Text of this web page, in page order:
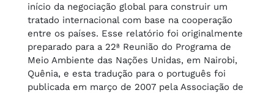
início da negociação global para construir um
tratado internacional com base na cooperação
entre os países. Esse relatório foi originalmente
preparado para a 22ª Reunião do Programa de
Meio Ambiente das Nações Unidas, em Nairobi,
Quênia, e esta tradução para o português foi
publicada em março de 2007 pela Associação de